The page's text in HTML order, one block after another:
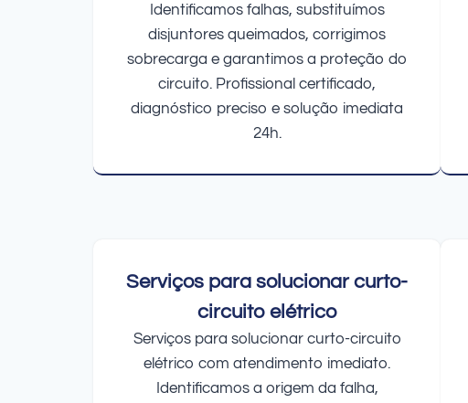
Identificamos falhas, substituímos
disjuntores queimados, corrigimos
sobrecarga e garantimos a proteção do
circuito. Profissional certificado,
diagnóstico preciso e solução imediata
24h.
Serviços para solucionar curto-
circuito elétrico
Serviços para solucionar curto-circuito
elétrico com atendimento imediato.
Identificamos a origem da falha,